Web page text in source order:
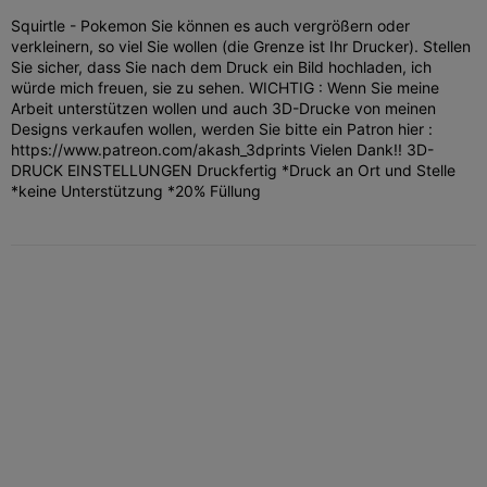
Squirtle - Pokemon Sie können es auch vergrößern oder
verkleinern, so viel Sie wollen (die Grenze ist Ihr Drucker). Stellen
Sie sicher, dass Sie nach dem Druck ein Bild hochladen, ich
würde mich freuen, sie zu sehen. WICHTIG : Wenn Sie meine
Arbeit unterstützen wollen und auch 3D-Drucke von meinen
Designs verkaufen wollen, werden Sie bitte ein Patron hier :
https://www.patreon.com/akash_3dprints Vielen Dank!! 3D-
DRUCK EINSTELLUNGEN Druckfertig *Druck an Ort und Stelle
*keine Unterstützung *20% Füllung